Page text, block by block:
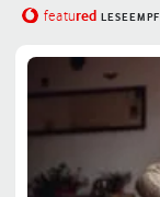
featured